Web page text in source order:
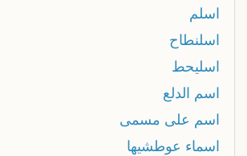
اسلم
اسلنطاح
اسليحط
اسم الدلع
اسم على مسمى
اسماء عوطشیها